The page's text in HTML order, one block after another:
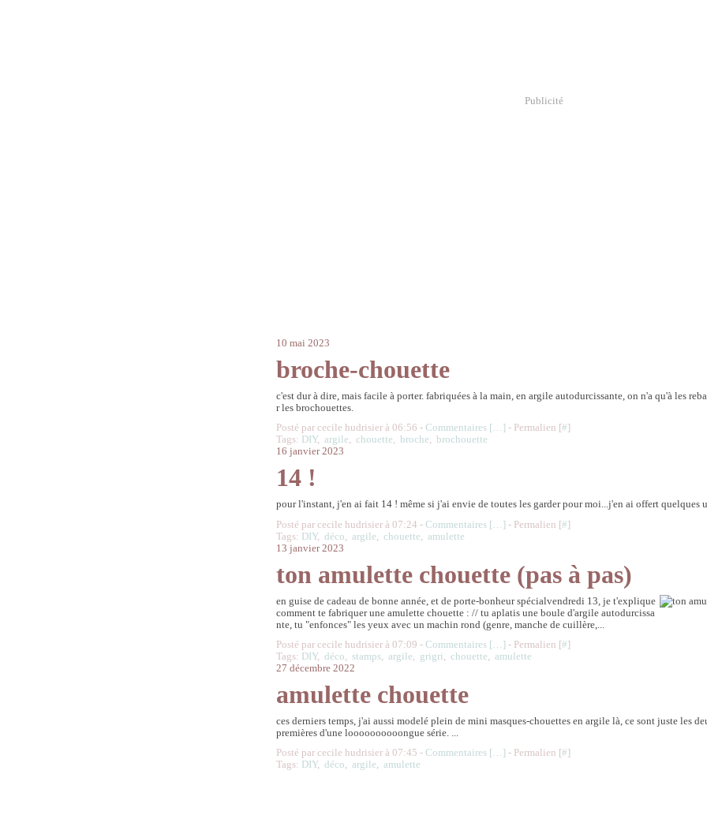
Publicité
10 mai 2023
broche-chouette
c'est dur à dire, mais facile à porter. fabriquées à la main, en argile autodurcissante, on n'a qu'à les
r les brochouettes.
Posté par cecile hudrisier à 06:56 -Commentaires […] - Permalien [#]
Tags: DIY,argile,chouette,broche,brochouette
16 janvier 2023
14 !
pour l'instant, j'en ai fait 14 ! même si j'ai envie de toutes les garder pour moi...j'en ai offert quelques
Posté par cecile hudrisier à 07:24 -Commentaires […] - Permalien [#]
Tags: DIY,déco,argile,chouette,amulette
13 janvier 2023
ton amulette chouette (pas à pas)
en guise de cadeau de bonne année, et de porte-bonheur spécialvendredi 13, je t'explique
comment te fabriquer une amulette chouette : // tu aplatis une boule d'argile autodurcissa
nte, tu "enfonces" les yeux avec un machin rond (genre, manche de cuillère,...
Posté par cecile hudrisier à 07:09 -Commentaires […] - Permalien [#]
Tags: DIY,déco,stamps,argile, grigri,chouette,amulette
27 décembre 2022
amulette chouette
ces derniers temps, j'ai aussi modelé plein de mini masques-chouettes en argile là, ce sont juste les
premières d'une loooooooooongue série. ...
Posté par cecile hudrisier à 07:45 -Commentaires […] - Permalien [#]
Tags: DIY,déco,argile,amulette